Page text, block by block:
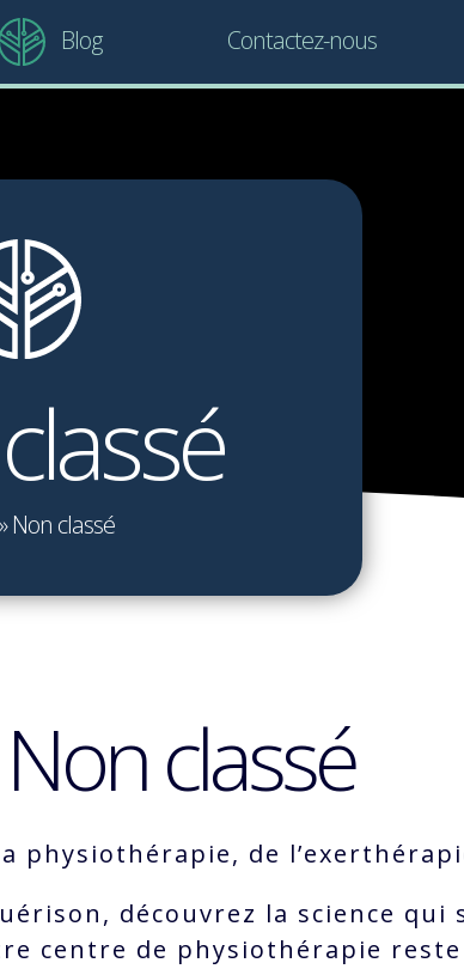
Blog Contactez-nous
»Non classé
classé
physiothérapie, de
découvrez la science qui
centre de physiothérapie